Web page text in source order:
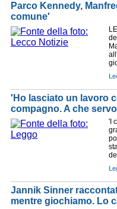
Parco Kennedy,
comune'
'Ho lasciato un lavoro
compagno. A che
'I
Jannik Sinner
mentre giochiamo. Lo